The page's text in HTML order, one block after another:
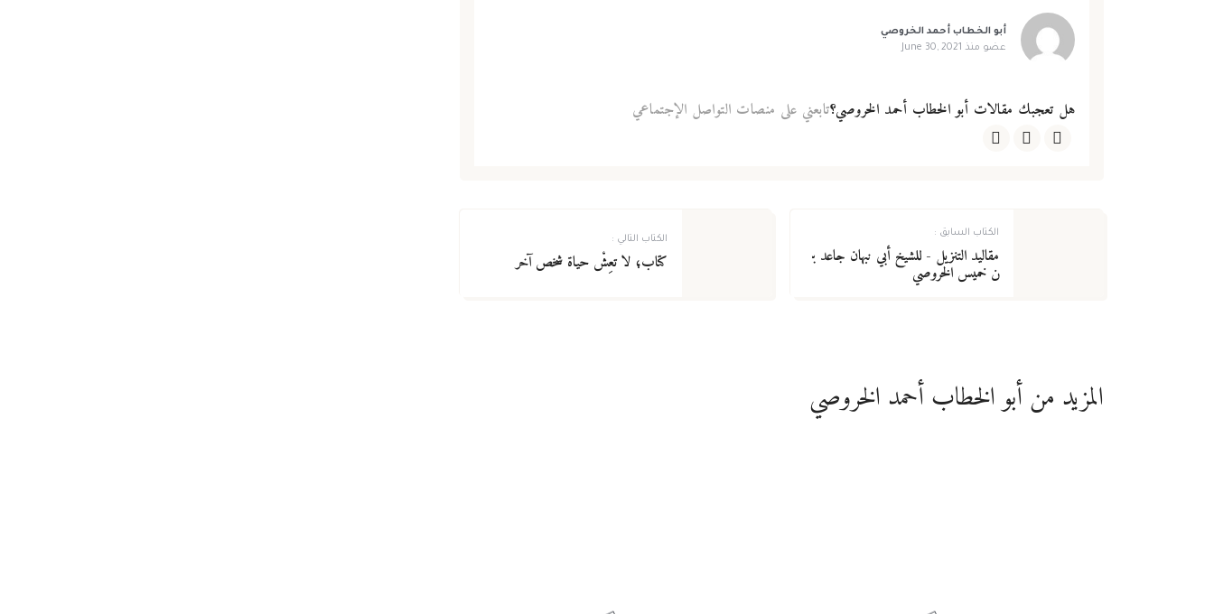
أبو الخطاب أحمد الخروصي
عضو منذ June 30, 2021
هل تعجبك مقالات أبو الخطاب أحمد الخروصي؟تابعني على منصات التواصل الإجتماعي
الكتاب السابق :
مقاليد التنزيل - للشيخ أبي نبهان جاعد ب
ن خميس الخروصي
الكتاب التالي :
كتاب؛ لا تعِشْ حياة شخص آخر
المزيد من أبو الخطاب أحمد الخروصي